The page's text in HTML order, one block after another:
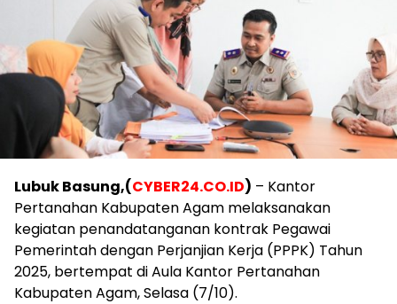
Lubuk Basung,(CYBER24.CO.ID) – Kantor
Pertanahan Kabupaten Agam melaksanakan
kegiatan penandatanganan kontrak Pegawai
Pemerintah dengan Perjanjian Kerja (PPPK) Tahun
2025, bertempat di Aula Kantor Pertanahan
Kabupaten Agam, Selasa (7/10).